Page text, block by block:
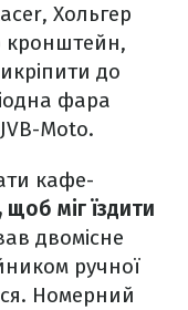
Хольгер
кронштейн,
до
фара
Moto.
кафе-
щоб міг їздити
двомісне
ручної
Номерний